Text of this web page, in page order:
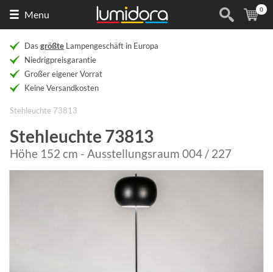
Menu (
0
Das größte Lampengeschäft in Europa
Niedrigpreisgarantie
Großer eigener Vorrat
Keine Versandkosten
Stehleuchte 73813
Stehleuchte 73813
Höhe 152 cm - Ausstellungsraum 004 / 227